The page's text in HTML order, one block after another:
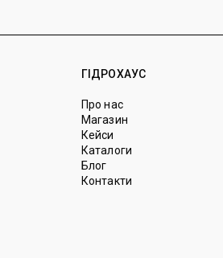
ГІДРОХАУС
Про нас
Магазин
Кейси
Каталоги
Блог
Контакти